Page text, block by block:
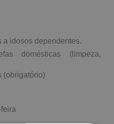
a idosos dependentes.
domésticas (limpeza,
(obrigatório)